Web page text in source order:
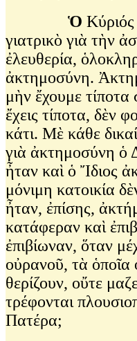
Ὁ Κύριός
γιατρικὸ γιὰ τὴν
ἐλευθερία,
ἀκτημοσύνη.
μὴν ἔχουμε
ἔχεις τίποτα, δὲν
κάτι. Μὲ κάθε
γιὰ ἀκτημοσύνη ὁ
ἦταν καὶ ὁ Ἴδιος
μόνιμη κατοικία
ἦταν, ἐπίσης,
κατάφεραν καὶ
ἐπιβίωναν, ὅταν
οὐρανοῦ, τὰ ὁποῖα
θερίζουν, οὔτε
τρέφονται
Πατέρα;